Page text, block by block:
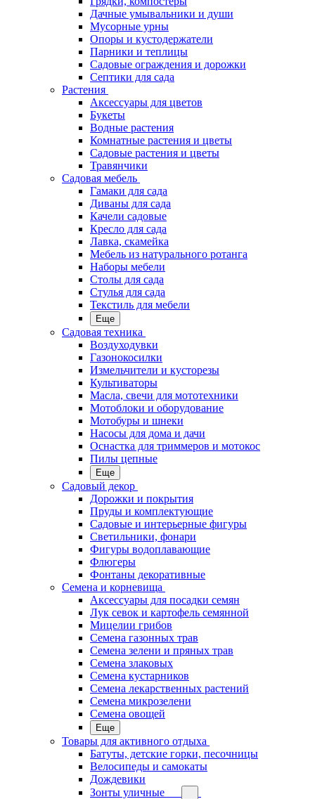
Дачные умывальники и души
Мусорные урны
Опоры и кустодержатели
Парники и теплицы
Садовые ограждения и дорожки
Септики для сада
Растения
Аксессуары для цветов
Букеты
Водные растения
Комнатные растения и цветы
Садовые растения и цветы
Травянчики
Садовая мебель
Гамаки для сада
Диваны для сада
Качели садовые
Кресло для сада
Лавка, скамейка
Мебель из натурального ротанга
Наборы мебели
Столы для сада
Стулья для сада
Текстиль для мебели
Еще
Садовая техника
Воздуходувки
Газонокосилки
Измельчители и кусторезы
Культиваторы
Масла, свечи для мототехники
Мотоблоки и оборудование
Мотобуры и шнеки
Насосы для дома и дачи
Оснастка для триммеров и мотокос
Пилы цепные
Еще
Садовый декор
Дорожки и покрытия
Пруды и комплектующие
Садовые и интерьерные фигуры
Светильники, фонари
Фигуры водоплавающие
Флюгеры
Фонтаны декоративные
Семена и корневища
Аксессуары для посадки семян
Лук севок и картофель семянной
Мицелии грибов
Семена газонных трав
Семена зелени и пряных трав
Семена злаковых
Семена кустарников
Семена лекарственных растений
Семена микрозелени
Семена овощей
Еще
Товары для активного отдыха
Батуты, детские горки, песочницы
Велосипеды и самокаты
Дождевики
Зонты уличные